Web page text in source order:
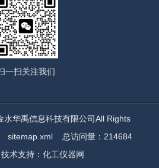
一扫关注我们
水华禹信息科技有限公司All Rights
sitemap.xml 总访问量：214684
支持： 化工仪器网